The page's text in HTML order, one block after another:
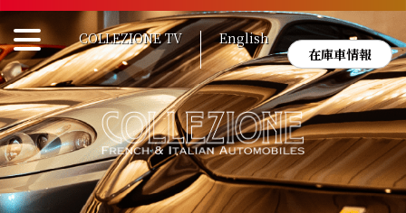
Skip
to
content
COLLEZIONE TV
English
在庫車情報